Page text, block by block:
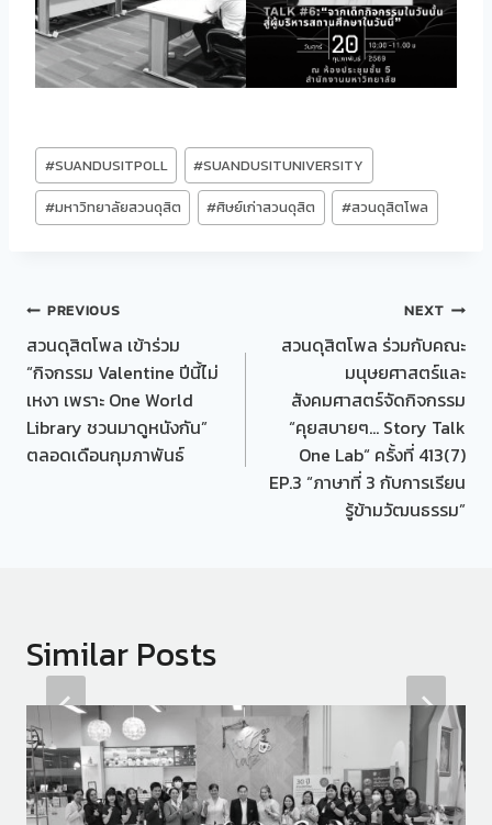
Post
Tags:
#SUANDUSITPOLL #SUANDUSITUNIVERSITY
#มหาวิทยาลัยสวนดุสิต #ศิษย์เก่าสวนดุสิต #สวนดุสิตโพล
Post
navigation
PREVIOUS
สวนดุสิตโพล เข้าร่วม
“กิจกรรม Valentine ปีนี้ไม่
เหงา เพราะ One World
Library ชวนมาดูหนังกัน”
ตลอดเดือนกุมภาพันธ์
NEXT
สวนดุสิตโพล ร่วมกับคณะ
มนุษยศาสตร์และ
สังคมศาสตร์จัดกิจกรรม
“คุยสบายๆ… Story Talk
One Lab“ ครั้งที่ 413(7)
EP.3 “ภาษาที่ 3 กับการเรียน
รู้ข้ามวัฒนธรรม”
Similar Posts